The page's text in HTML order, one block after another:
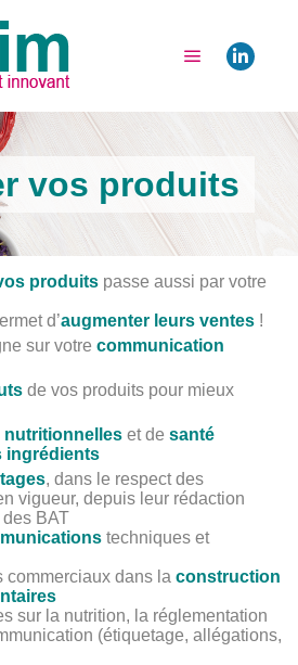
vos produits
produits passe aussi par votre
d’augmenter leurs ventes !
sur votre communication
de vos produits pour mieux
nutritionnelles et de santé
ingrédients
, dans le respect des
vigueur, depuis leur rédaction
des BAT
techniques et
commerciaux dans la construction
sur la nutrition, la réglementation
(étiquetage, allégations,